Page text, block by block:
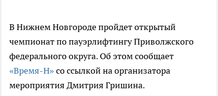
В Нижнем Новгороде пройдет открытый
чемпионат по пауэрлифтингу Приволжского
федерального округа. Об этом сообщает
«Время-Н» со ссылкой на организатора
мероприятия Дмитрия Гришина.